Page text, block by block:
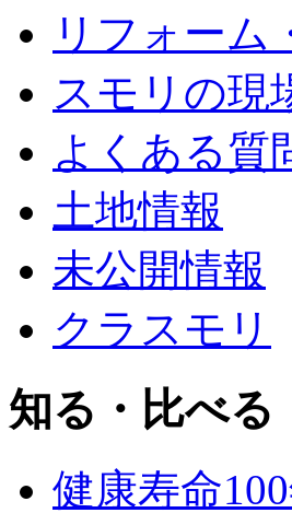
リフォーム
スモリの現
よくある質
土地情報
未公開情報
クラスモリ
知る・比べる
健康寿命